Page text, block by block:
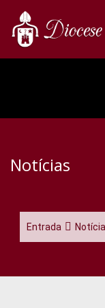
Notícias
Entrada